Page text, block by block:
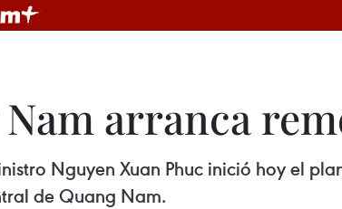
arranca
Nguyen Xuan Phuc inició hoy el
de Quang Nam.